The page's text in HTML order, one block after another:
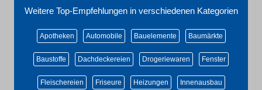
Weitere Top-Empfehlungen in verschiedenen Kategorien
Apotheken Automobile Bauelemente Baumärkte
Baustoffe Dachdeckereien Drogeriewaren Fenster
Fleischereien Friseure Heizungen Innenausbau